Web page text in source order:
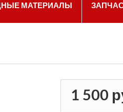
МАТЕРИАЛЫ
1 500